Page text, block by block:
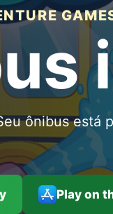
ônibus está
Play on